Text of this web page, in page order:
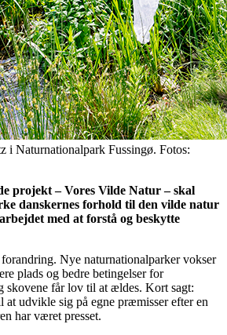
i Naturnationalpark Fussingø. Fotos:
projekt – Vores Vilde Natur – skal
danskernes forhold til den vilde natur
med at forstå og beskytte
Nye naturnationalparker vokser
plads og bedre betingelser for
skovene får lov til at ældes. Kort sagt:
at udvikle sig på egne præmisser efter en
har været presset.